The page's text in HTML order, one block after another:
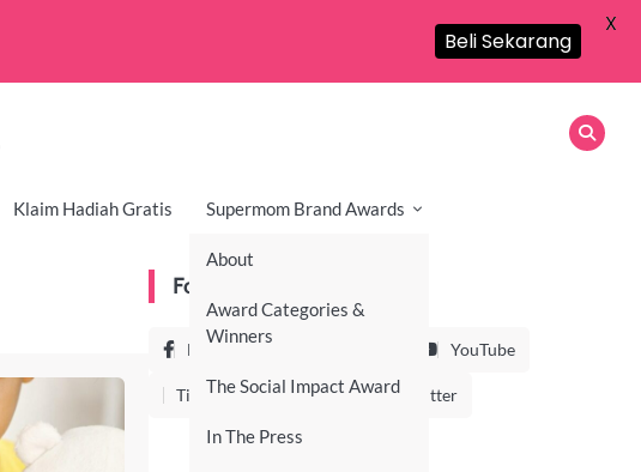
Klaim Hadiah Gratis Supermom Brand Awards
About
Award Categories &
Winners
The Social Impact Award
In The Press
Follow Us On
Facebook YouTube
TikTok LinkedIn Twitter
Beli Sekarang
X